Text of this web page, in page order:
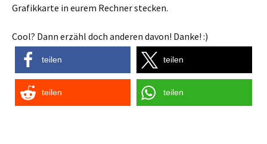
Grafikkarte in eurem Rechner stecken.
Cool? Dann erzähl doch anderen davon! Danke! :)
teilen teilen
teilen teilen